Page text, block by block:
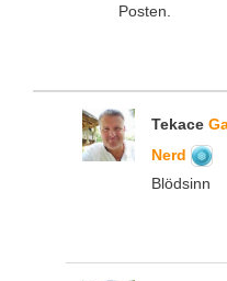
Posten.
Tekace
Nerd
Blödsinn